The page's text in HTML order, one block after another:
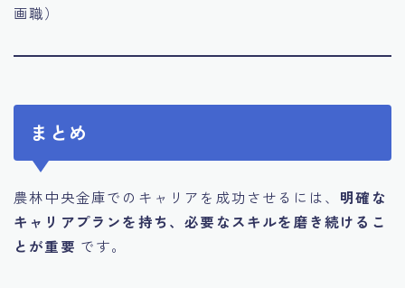
画職）
まとめ
農林中央金庫でのキャリアを成功させるには、 明確な
キャリアプランを持ち、必要なスキルを磨き続けるこ
とが重要 です。